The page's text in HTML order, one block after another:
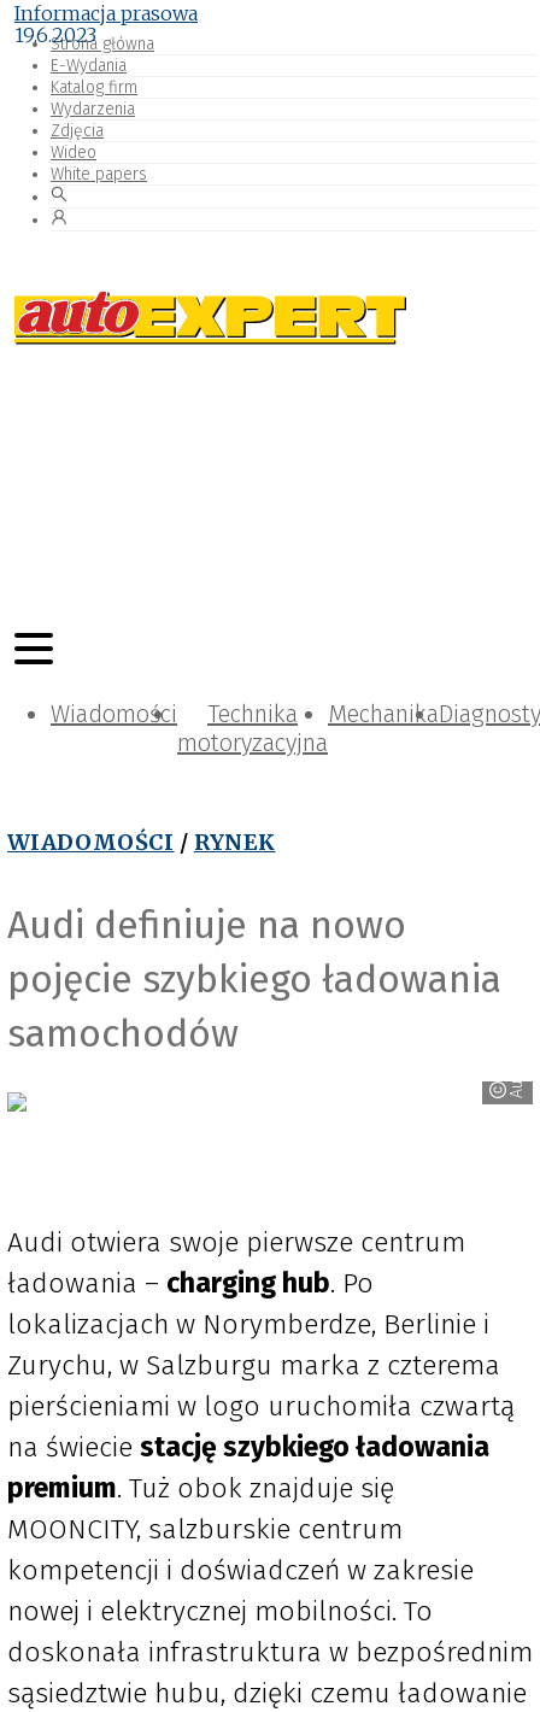
Strona główna
E-Wydania
Katalog firm
Wydarzenia
Zdjęcia
Wideo
White papers
Wiadomości
Technika
motoryzacyjna
Mechanika
WIADOMOŚCI / RYNEK
Audi definiuje na nowo
pojęcie szybkiego ładowania
samochodów
Audi
Informacja prasowa
19.6.2023
Audi otwiera swoje pierwsze centrum
ładowania – charging hub. Po
lokalizacjach w Norymberdze, Berlinie i
Zurychu, w Salzburgu marka z czterema
pierścieniami w logo uruchomiła czwartą
na świecie stację szybkiego ładowania
premium. Tuż obok znajduje się
MOONCITY, salzburskie centrum
kompetencji i doświadczeń w zakresie
nowej i elektrycznej mobilności. To
doskonała infrastruktura w bezpośrednim
sąsiedztwie hubu, dzięki czemu ładowanie